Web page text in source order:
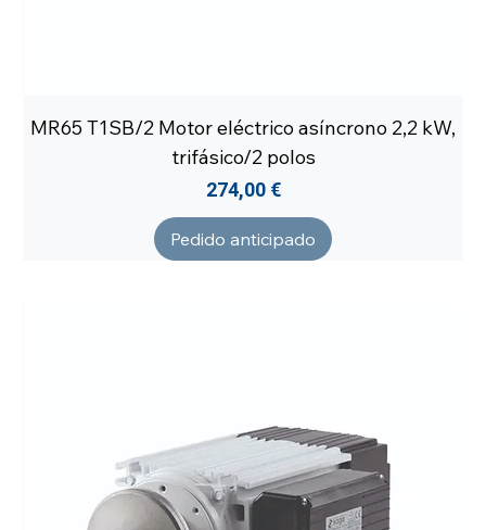
MR65 T1SB/2 Motor eléctrico asíncrono 2,2 kW,
trifásico/2 polos
Precio
274,00 €
Pedido anticipado